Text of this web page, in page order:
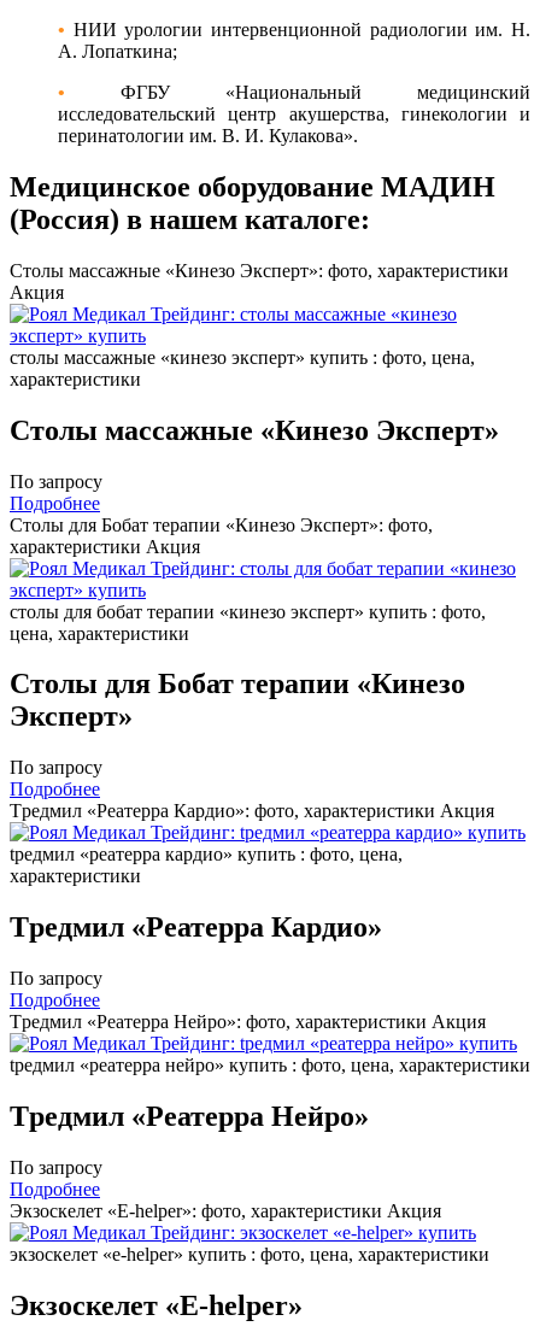
• НИИ урологии интервенционной радиологии им. Н.
А. Лопаткина;
• ФГБУ «Национальный медицинский
исследовательский центр акушерства, гинекологии и
перинатологии им. В. И. Кулакова».
Медицинское оборудование МАДИН
(Россия) в нашем каталоге:
Столы массажные «Кинезо Эксперт»: фото, характеристики
Акция
столы массажные «кинезо эксперт» купить : фото, цена,
характеристики
Столы массажные «Кинезо Эксперт»
По запросу
Подробнее
Столы для Бобат терапии «Кинезо Эксперт»: фото,
характеристики Акция
столы для бобат терапии «кинезо эксперт» купить : фото,
цена, характеристики
Столы для Бобат терапии «Кинезо
Эксперт»
По запросу
Подробнее
Tредмил «Реатерра Кардио»: фото, характеристики Акция
tредмил «реатерра кардио» купить : фото, цена,
характеристики
Tредмил «Реатерра Кардио»
По запросу
Подробнее
Tредмил «Реатерра Нейро»: фото, характеристики Акция
tредмил «реатерра нейро» купить : фото, цена, характеристики
Tредмил «Реатерра Нейро»
По запросу
Подробнее
Экзоскелет «E-helper»: фото, характеристики Акция
экзоскелет «e-helper» купить : фото, цена, характеристики
Экзоскелет «E-helper»